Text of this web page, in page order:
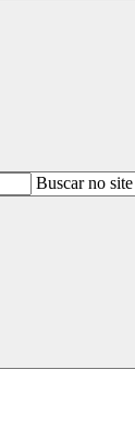
BuscarBuscar no site
Buscar